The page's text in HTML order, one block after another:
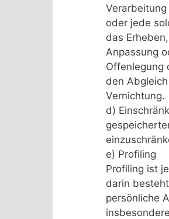
oder jede
das
Anpassung
Offenlegung
den
Vernichtung.
d)
e) Profiling
Profiling ist
darin
persönliche